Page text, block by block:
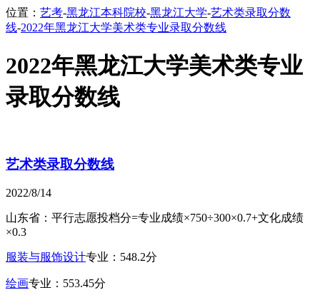
位置： 艺考-黑龙江本科院校-黑龙江大学-艺术类录取分数
线-2022年黑龙江大学美术类专业录取分数线
2022年黑龙江大学美术类专业
录取分数线
艺术类录取分数线
2022/8/14
山东省：平行志愿投档分=专业成绩×750÷300×0.7+文化成绩
×0.3
服装与服饰设计专业：548.2分
绘画专业：553.45分